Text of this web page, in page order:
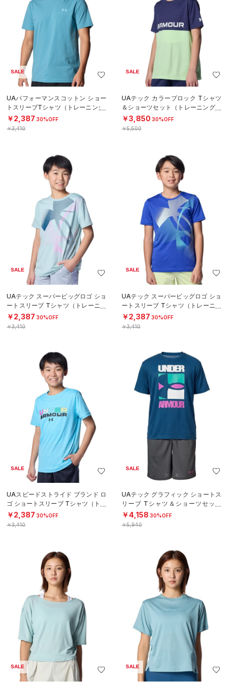
SALE
UAパフォーマンスコットン ショー
トスリーブTシャツ（トレーニング/
MEN）
￥2,387 30%OFF
￥3,410
SALE
UAテック カラーブロック Tシャツ
＆ショーツセット（トレーニング/B
OYS）
￥3,850 30%OFF
￥5,500
SALE
UAテック スーパービッグロゴ ショ
ートスリーブ Tシャツ（トレーニン
グ/BOYS）
￥2,387 30%OFF
￥3,410
SALE
UAテック スーパービッグロゴ ショ
ートスリーブ Tシャツ（トレーニン
グ/BOYS）
￥2,387 30%OFF
￥3,410
SALE
UAスピードストライド ブランド ロ
ゴ ショートスリーブ Tシャツ（トレ
ーニング/BOYS）
￥2,387 30%OFF
￥3,410
SALE
UAテック グラフィック ショートス
リーブ Tシャツ＆ショーツセット
（トレーニング/BOYS）
￥4,158 30%OFF
￥5,940
SALE SALE